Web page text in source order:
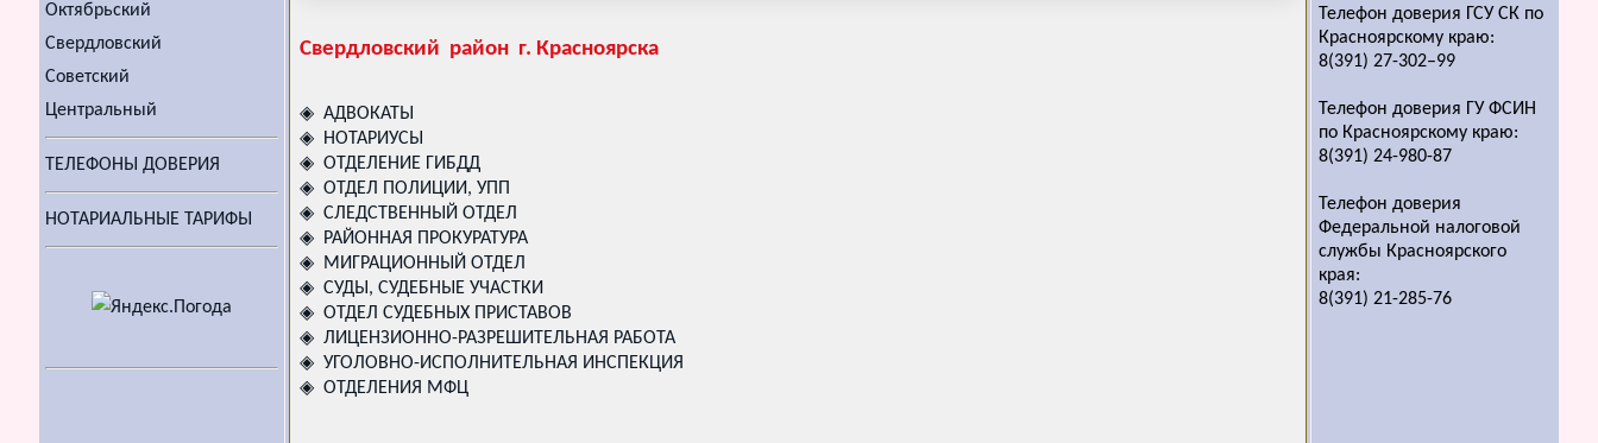
Октябрьский
Свердловский
Советский
Центральный
ТЕЛЕФОНЫ ДОВЕРИЯ
НОТАРИАЛЬНЫЕ ТАРИФЫ
Свердловский район г. Красноярска
◈ АДВОКАТЫ
◈ НОТАРИУСЫ
◈ ОТДЕЛЕНИЕ ГИБДД
◈ ОТДЕЛ ПОЛИЦИИ, УПП
◈ СЛЕДСТВЕННЫЙ ОТДЕЛ
◈ РАЙОННАЯ ПРОКУРАТУРА
◈ МИГРАЦИОННЫЙ ОТДЕЛ
◈ СУДЫ, СУДЕБНЫЕ УЧАСТКИ
◈ ОТДЕЛ СУДЕБНЫХ ПРИСТАВОВ
◈ ЛИЦЕНЗИОННО-РАЗРЕШИТЕЛЬНАЯ РАБОТА
◈ УГОЛОВНО-ИСПОЛНИТЕЛЬНАЯ ИНСПЕКЦИЯ
◈ ОТДЕЛЕНИЯ МФЦ
Телефон доверия ГСУ СК по
Красноярскому краю:
8(391) 27-302–99
Телефон доверия ГУ ФСИН
по Красноярскому краю:
8(391) 24-980-87
Телефон доверия
Федеральной налоговой
службы Красноярского
края:
8(391) 21-285-76